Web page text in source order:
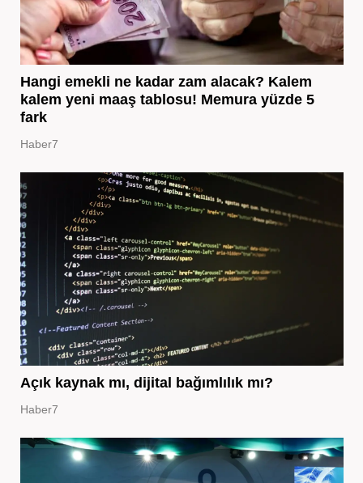
Hangi emekli ne kadar zam alacak? Kalem
kalem yeni maaş tablosu! Memura yüzde 5
fark
Haber7
Açık kaynak mı, dijital bağımlılık mı?
Haber7